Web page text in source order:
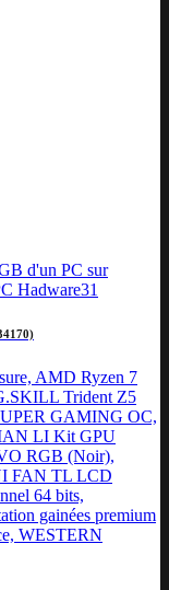
AMD Ryzen 7
Trident Z5
GAMING OC,
LI Kit GPU
RGB (Noir),
FAN TL LCD
64 bits,
gainées premium
WESTERN